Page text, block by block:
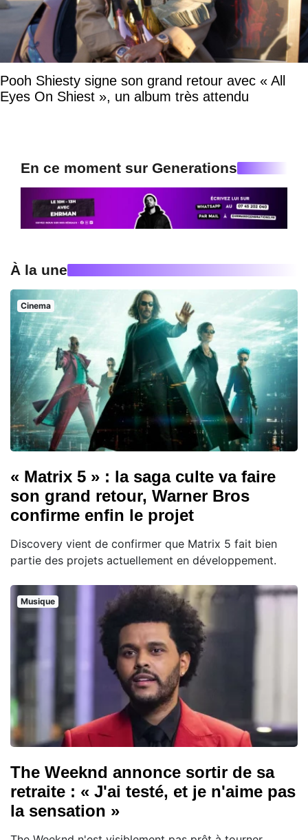
Pooh Shiesty signe son grand retour avec « All
Eyes On Shiest », un album très attendu
En ce moment sur Generations
À la une
Cinema
« Matrix 5 » : la saga culte va faire
son grand retour, Warner Bros
confirme enfin le projet
Discovery vient de confirmer que Matrix 5 fait bien
partie des projets actuellement en développement.
Musique
The Weeknd annonce sortir de sa
retraite : « J'ai testé, et je n'aime pas
la sensation »